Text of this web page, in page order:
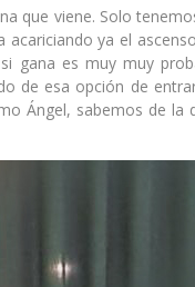
que viene. Solo
ya el
es muy muy
de esa opción de
Ángel, sabemos de